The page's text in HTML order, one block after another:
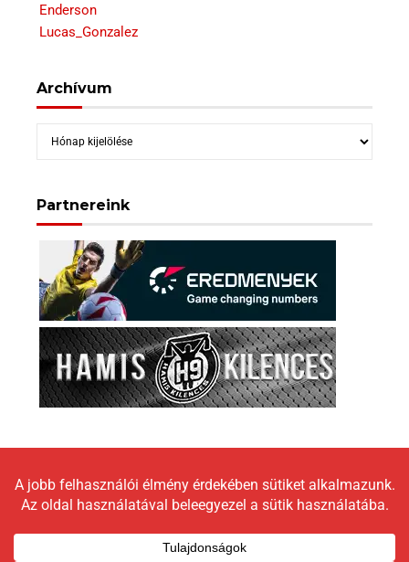
Enderson
Lucas_Gonzalez
Archívum
Archívum
Partnereink